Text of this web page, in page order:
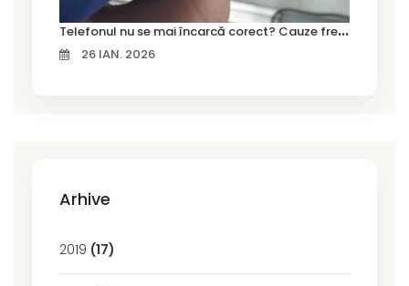
T
elefonul nu se mai încarcă corect? Cauze frecvente și soluții la service în Timișoara
26 IAN. 2026
Arhive
2019 (17)